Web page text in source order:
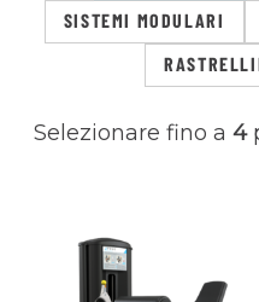
SISTEMI MODULARI
Selezionare fino a 4